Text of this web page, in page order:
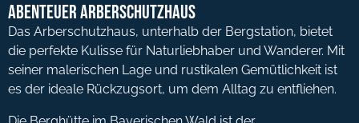
Abenteuer Arberschutzhaus
Das Arberschutzhaus, unterhalb der Bergstation, bietet
die perfekte Kulisse für Naturliebhaber und Wanderer. Mit
seiner malerischen Lage und rustikalen Gemütlichkeit ist
es der ideale Rückzugsort, um dem Alltag zu entfliehen.